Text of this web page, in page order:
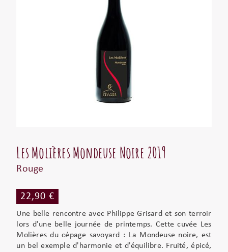
Les Molières Mondeuse Noire 2019
Rouge
22,90 €
Une belle rencontre avec Philippe Grisard et son terroir
lors d'une belle journée de printemps. Cette cuvée Les
Molières du cépage savoyard : La Mondeuse noire, est
un bel exemple d'harmonie et d'équilibre. Fruité, épicé,